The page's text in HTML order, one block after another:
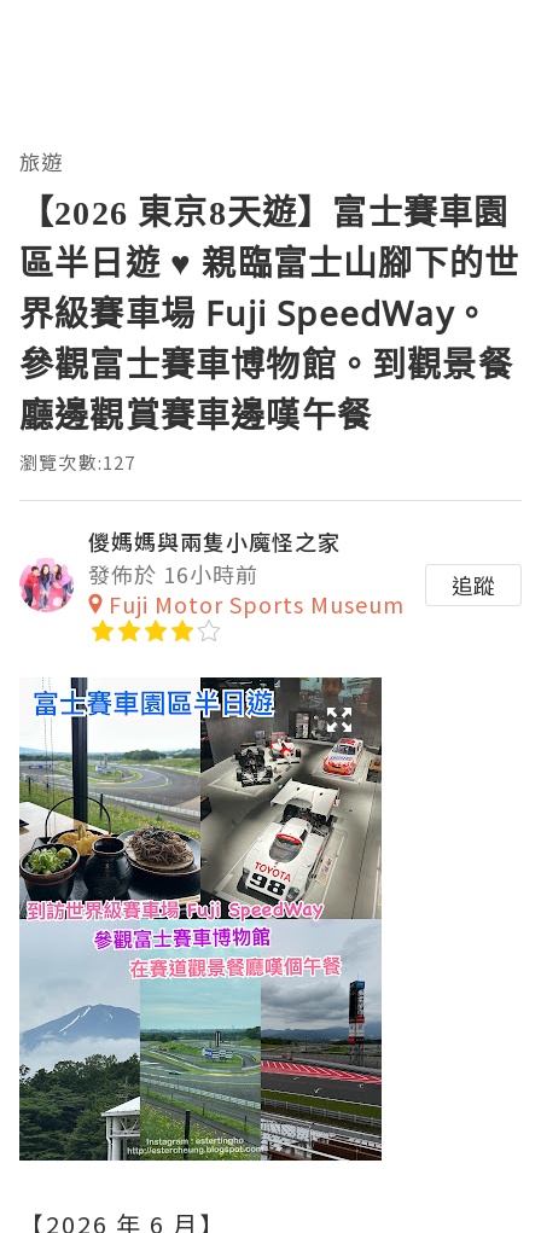
旅遊
【2026 東京8天遊】富士賽車園
區半日遊 ♥ 親臨富士山腳下的世
界級賽車場 Fuji SpeedWay。
參觀富士賽車博物館。到觀景餐
廳邊觀賞賽車邊嘆午餐
瀏覽次數:127
儍媽媽與兩隻小魔怪之家
發佈於 16小時前
Fuji Motor Sports Museum
追蹤
【2026 年 6 月】